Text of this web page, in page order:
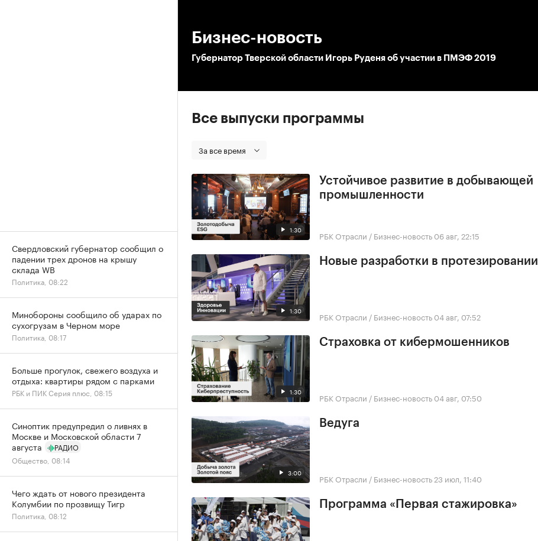
Бизнес-новость
Губернатор Тверской области Игорь Руденя об участии в ПМЭФ 2019
Все выпуски программы
За все время
1:30
Устойчивое развитие в добывающей
промышленности
РБК Отрасли / Бизнес-новость 06 авг, 22:15
1:30
Новые разработки в протезировании
РБК Отрасли / Бизнес-новость 04 авг, 07:52
1:30
Страховка от кибермошенников
РБК Отрасли / Бизнес-новость 04 авг, 07:50
3:00
Ведуга
РБК Отрасли / Бизнес-новость 23 июл, 11:40
Программа «Первая стажировка»
Свердловский губернатор сообщил о
падении трех дронов на крышу
склада WB
Политика, 08:22
Минобороны сообщило об ударах по
сухогрузам в Черном море
Политика, 08:17
Больше прогулок, свежего воздуха и
отдыха: квартиры рядом с парками
РБК и ПИК Серия плюс, 08:15
Синоптик предупредил о ливнях в
Москве и Московской области 7
августа
РАДИО
Общество, 08:14
Чего ждать от нового президента
Колумбии по прозвищу Тигр
Политика, 08:12